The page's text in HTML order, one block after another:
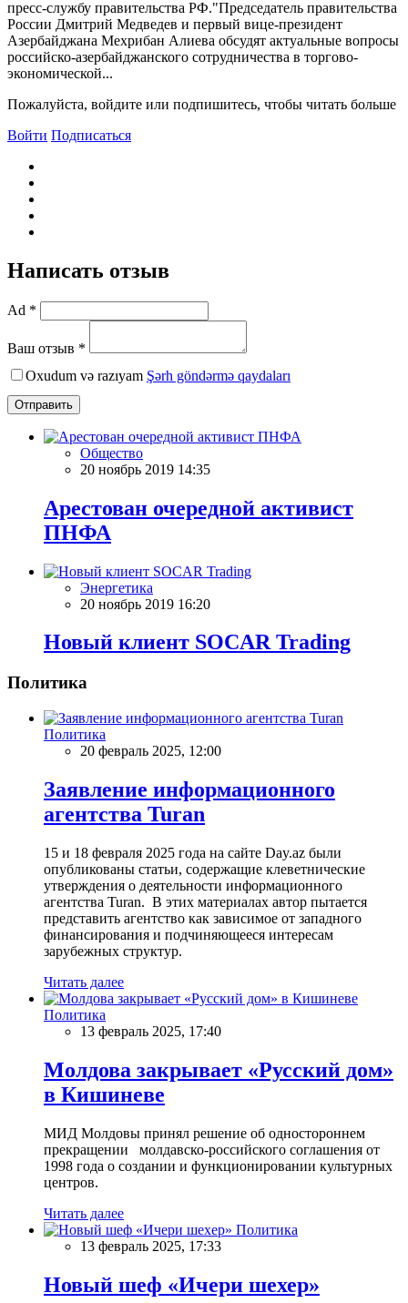
пресс-службу правительства РФ."Председатель правительства
России Дмитрий Медведев и первый вице-президент
Азербайджана Мехрибан Алиева обсудят актуальные вопросы
российско-азербайджанского сотрудничества в торгово-
экономической...
Пожалуйста, войдите или подпишитесь, чтобы читать больше
Войти Подписаться
Написать отзыв
Ad *
Ваш отзыв *
Oxudum və razıyam Şərh göndərmə qaydaları
Отправить
Общество
20 ноябрь 2019 14:35
Арестован очередной активист
ПНФА
Энергетика
20 ноябрь 2019 16:20
Новый клиент SOCAR Trading
Политика
Политика
20 февраль 2025, 12:00
Заявление информационного
агентства Turan
15 и 18 февраля 2025 года на сайте Day.az были
опубликованы статьи, содержащие клеветнические
утверждения о деятельности информационного
агентства Turan. В этих материалах автор пытается
представить агентство как зависимое от западного
финансирования и подчиняющееся интересам
зарубежных структур.
Читать далее
Политика
13 февраль 2025, 17:40
Молдова закрывает «Русский дом»
в Кишиневе
МИД Молдовы принял решение об одностороннем
прекращении молдавско-российского соглашения от
1998 года о создании и функционировании культурных
центров.
Читать далее
Политика
13 февраль 2025, 17:33
Новый шеф «Ичери шехер»